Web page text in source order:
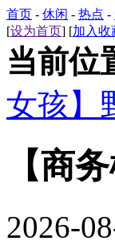
首页 - 休闲 - 热点 -
[设为首页] [加入收
当前位
女孩】
【商
2026-